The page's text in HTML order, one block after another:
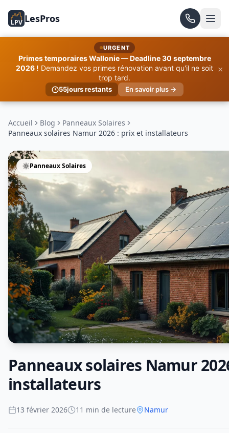
LPV LesPros
URGENT
Primes temporaires Wallonie — Deadline 30 septembre
2026 ! Demandez vos primes rénovation avant qu'il ne soit
trop tard.
55jours restants En savoir plus →
×
Accueil Blog
Panneaux Solaires
Panneaux solaires Namur 2026 : prix et installateurs
Panneaux Solaires
Panneaux solaires Namur
installateurs
13 février 2026 11 min de lecture Namur